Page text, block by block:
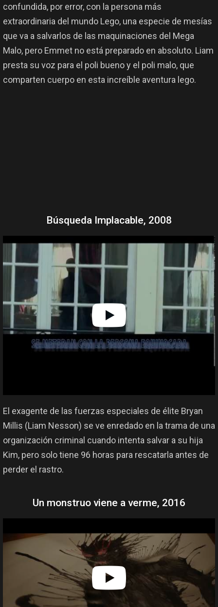
confundida, por error, con la persona más
extraordinaria del mundo Lego, una especie de mesías
que va a salvarlos de las maquinaciones del Mega
Malo, pero Emmet no está preparado en absoluto. Liam
presta su voz para el poli bueno y el poli malo, que
comparten cuerpo en esta increíble aventura lego.
Búsqueda Implacable, 2008
El exagente de las fuerzas especiales de élite Bryan
Millis (Liam Nesson) se ve enredado en la trama de una
organización criminal cuando intenta salvar a su hija
Kim, pero solo tiene 96 horas para rescatarla antes de
perder el rastro.
Un monstruo viene a verme, 2016